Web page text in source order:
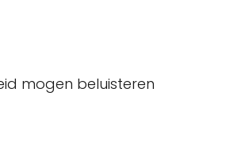
mogen beluisteren